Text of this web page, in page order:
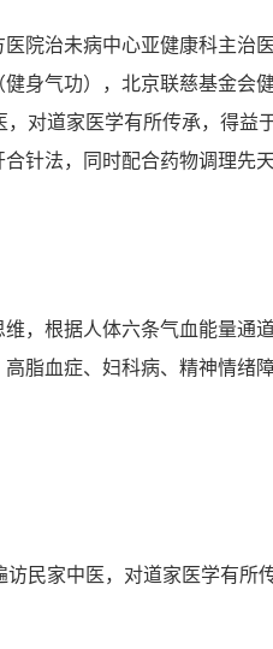
院治未病中心亚健康科主治
身气功），北京联慈基金会
对道家医学有所传承，得
针法，同时配合药物调理先
，根据人体六条气血能量通
脂血症、妇科病、精神情绪
民家中医，对道家医学有所